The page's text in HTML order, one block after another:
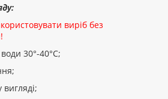
виріб без
30°-40°C;